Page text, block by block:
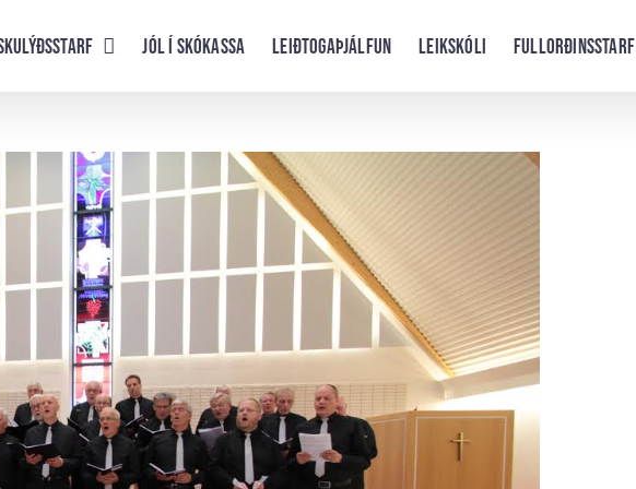
Jól í skókassa Leiðtogaþjálfun Leikskóli Fullorðinsstarf